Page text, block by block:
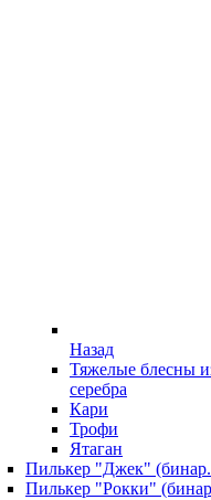
Назад
Тяжелые блесны
серебра
Кари
Трофи
Ятаган
Пилькер "Джек" (бинар.
Пилькер "Рокки"